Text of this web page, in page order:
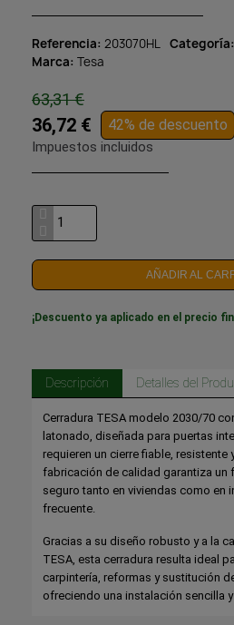
Referencia 203070HL Categoría
Marca Tesa
63,31 €
36,72 € 42% de descuento
Impuestos incluidos
AÑADIR AL
¡Descuento ya aplicado en el precio
Descripción Detalles del
Cerradura TESA modelo 2030/70
latonado, diseñada para puertas
requieren un cierre fiable, resistente
fabricación de calidad garantiza un
seguro tanto en viviendas como en
frecuente.
Gracias a su diseño robusto y a la
TESA, esta cerradura resulta ideal
carpintería, reformas y sustitución
ofreciendo una instalación sencilla y